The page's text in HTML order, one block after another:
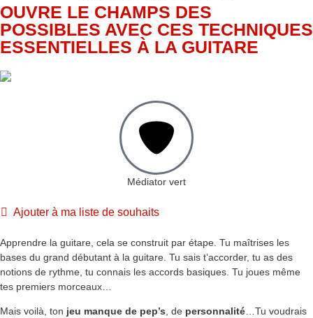
OUVRE LE CHAMPS DES
POSSIBLES AVEC CES TECHNIQUES
ESSENTIELLES À LA GUITARE
Médiator vert
Ajouter à ma liste de souhaits
Apprendre la guitare, cela se construit par étape. Tu maîtrises les
bases du grand débutant à la guitare. Tu sais t’accorder, tu as des
notions de rythme, tu connais les accords basiques. Tu joues même
tes premiers morceaux…
Mais voilà, ton jeu manque de pep’s, de personnalité…Tu voudrais